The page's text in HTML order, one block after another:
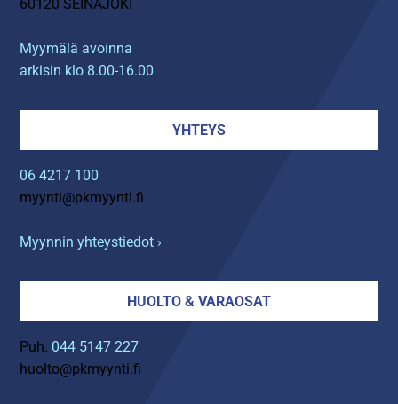
60120 SEINÄJOKI
Myymälä avoinna
arkisin klo 8.00-16.00
YHTEYS
06 4217 100
myynti@pkmyynti.fi
Myynnin yhteystiedot ›
HUOLTO & VARAOSAT
Puh. 044 5147 227
huolto@pkmyynti.fi